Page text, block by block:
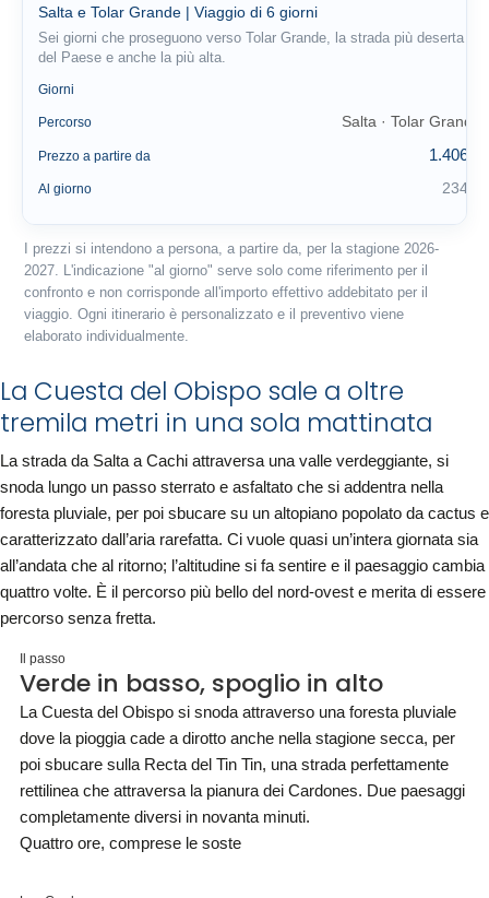
Salta e Tolar Grande | Viaggio di 6 giorni
Sei giorni che proseguono verso Tolar Grande, la strada più deserta
del Paese e anche la più alta.
Giorni
Percorso Salta · Tolar Grande
Prezzo a partire da 1.406 €
Al giorno 234 €
I prezzi si intendono a persona, a partire da, per la stagione 2026-
2027. L'indicazione "al giorno" serve solo come riferimento per il
confronto e non corrisponde all'importo effettivo addebitato per il
viaggio. Ogni itinerario è personalizzato e il preventivo viene
elaborato individualmente.
La Cuesta del Obispo sale a oltre
tremila metri in una sola mattinata
La strada da Salta a Cachi attraversa una valle verdeggiante, si
snoda lungo un passo sterrato e asfaltato che si addentra nella
foresta pluviale, per poi sbucare su un altopiano popolato da cactus e
caratterizzato dall’aria rarefatta. Ci vuole quasi un’intera giornata sia
all’andata che al ritorno; l’altitudine si fa sentire e il paesaggio cambia
quattro volte. È il percorso più bello del nord-ovest e merita di essere
percorso senza fretta.
Il passo
Verde in basso, spoglio in alto
La Cuesta del Obispo si snoda attraverso una foresta pluviale
dove la pioggia cade a dirotto anche nella stagione secca, per
poi sbucare sulla Recta del Tin Tin, una strada perfettamente
rettilinea che attraversa la pianura dei Cardones. Due paesaggi
completamente diversi in novanta minuti.
Quattro ore, comprese le soste